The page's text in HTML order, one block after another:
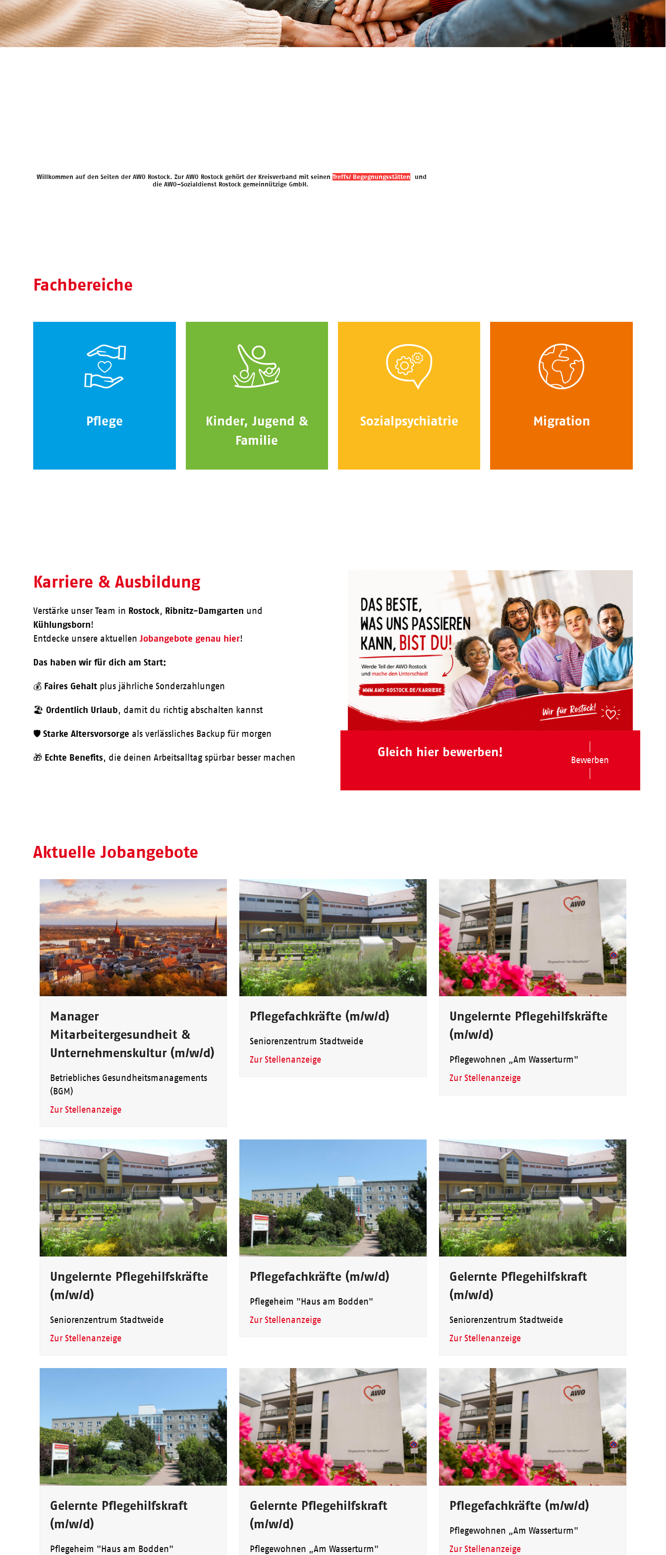
Willkommen auf den Seiten der AWO Rostock. Zur AWO Rostock gehört der Kreisverband mit seinen Treffs/ Begegnungsstätten
und
die AWO–Sozialdienst Rostock gemeinnützige GmbH.
Fachbereiche
Pflege
Kinder, Jugend &
Familie
Sozialpsychiatrie Migration
Gleich hier bewerben!
Bewerben
Karriere & Ausbildung
Verstärke unser Team in Rostock, Ribnitz-Damgarten und
Kühlungsborn!
Entdecke unsere aktuellenJobangebote genau hier!
Das haben wir für dich am Start:
💰 Faires Gehalt plus jährliche Sonderzahlungen
🏖️Ordentlich Urlaub, damit du richtig abschalten kannst
🛡️Starke Altersvorsorge als verlässliches Backup für morgen
🎁 Echte Benefits, die deinen Arbeitsalltag spürbar besser machen
Aktuelle Jobangebote
Manager
Mitarbeitergesundheit &
Unternehmenskultur (m/w/d)
Betriebliches Gesundheitsmanagements
(BGM)
Zur Stellenanzeige
Pflegefachkräfte (m/w/d)
Seniorenzentrum Stadtweide
Zur Stellenanzeige
Ungelernte Pflegehilfskräfte
(m/w/d)
Pflegewohnen „Am Wasserturm"
Zur Stellenanzeige
Ungelernte Pflegehilfskräfte
(m/w/d)
Seniorenzentrum Stadtweide
Zur Stellenanzeige
Pflegefachkräfte (m/w/d)
Pflegeheim "Haus am Bodden"
Zur Stellenanzeige
Gelernte Pflegehilfskraft
(m/w/d)
Seniorenzentrum Stadtweide
Zur Stellenanzeige
Gelernte Pflegehilfskraft
(m/w/d)
Pflegeheim "Haus am Bodden"
Gelernte Pflegehilfskraft
(m/w/d)
Pflegewohnen „Am Wasserturm"
Pflegefachkräfte (m/w/d)
Pflegewohnen „Am Wasserturm"
Zur Stellenanzeige